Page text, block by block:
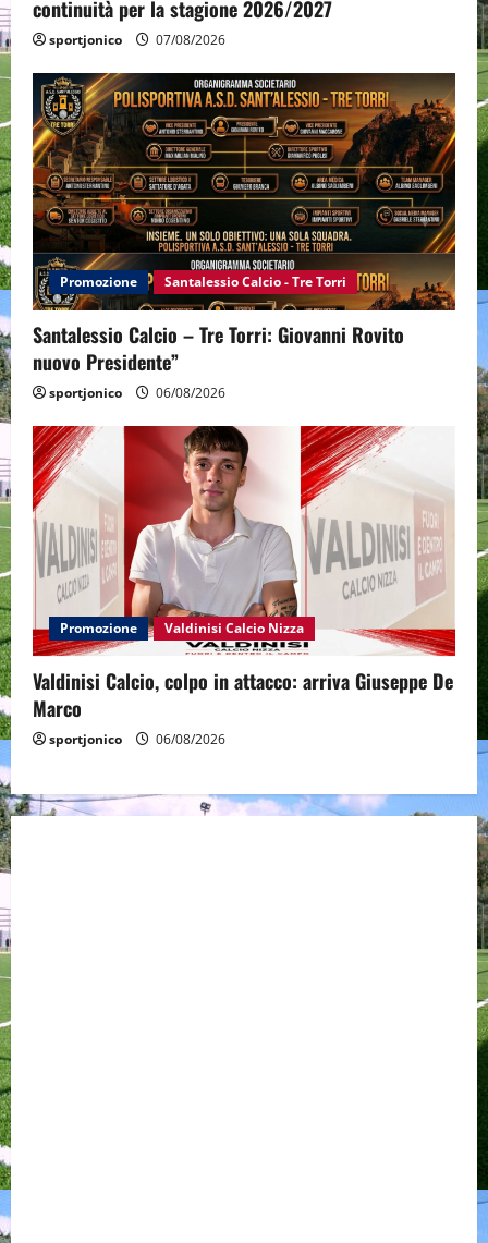
continuità per la stagione 2026/2027
sportjonico 07/08/2026
Promozione Santalessio Calcio - Tre Torri
Santalessio Calcio – Tre Torri: Giovanni Rovito
nuovo Presidente”
sportjonico 06/08/2026
Promozione Valdinisi Calcio Nizza
Valdinisi Calcio, colpo in attacco: arriva Giuseppe De
Marco
sportjonico 06/08/2026